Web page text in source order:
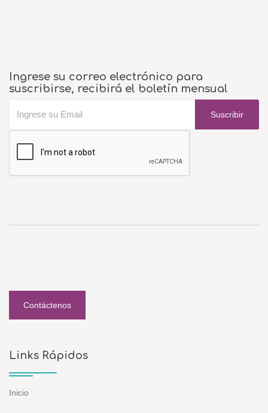
Ingrese su correo electrónico para
suscribirse, recibirá el boletín mensual
Suscribir
Contáctenos
Links Rápidos
Inicio